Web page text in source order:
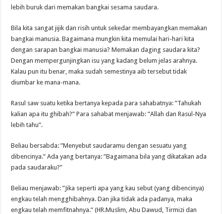
lebih buruk dari memakan bangkai sesama saudara.
Bila kita sangat jijik dan risih untuk sekedar membayangkan memakan
bangkai manusia. Bagaimana mungkin kita memulai hari-hari kita
dengan sarapan bangkai manusia? Memakan daging saudara kita?
Dengan mempergunjingkan isu yang kadang belum jelas arahnya.
Kalau pun itu benar, maka sudah semestinya aib tersebut tidak
diumbar ke mana-mana.
Rasul saw suatu ketika bertanya kepada para sahabatnya: ”Tahukah
kalian apa itu ghibah?” Para sahabat menjawab: ”Allah dan Rasul-Nya
lebih tahu”.
Beliau bersabda: ”Menyebut saudaramu dengan sesuatu yang
dibencinya.” Ada yang bertanya: ”Bagaimana bila yang dikatakan ada
pada saudaraku?”
Beliau menjawab: ”Jika seperti apa yang kau sebut (yang dibencinya)
engkau telah mengghibahnya. Dan jika tidak ada padanya, maka
engkau telah memfitnahnya.” (HR.Muslim, Abu Dawud, Tirmizi dan